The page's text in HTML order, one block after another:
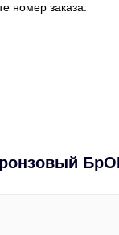
номер заказа.